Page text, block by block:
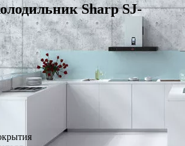
Sharp SJ-